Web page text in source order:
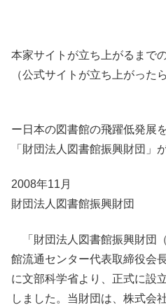
本家サイトが立ち上がるまで
（公式サイトが立ち上がった
ー日本の図書館の飛躍低発展
「財団法人図書館振興財団」
2008年11月
財団法人図書館振興財団
「財団法人図書館振興財団
館流通センター代表取締役会
に文部科学省より、正式に設
しました。当財団は、株式会